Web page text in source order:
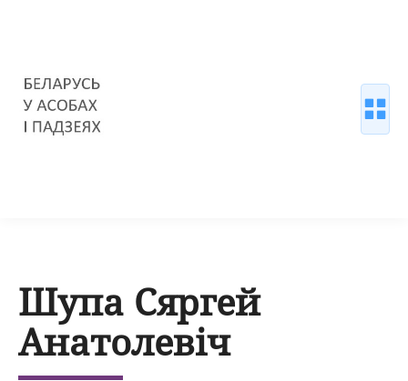
Шупа Сяргей
Анатолевіч